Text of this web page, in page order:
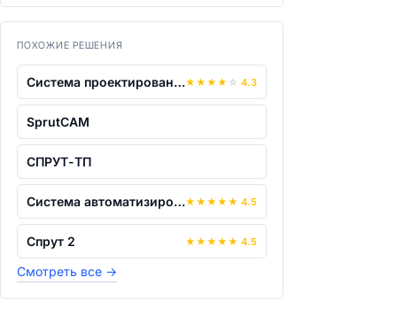
ПОХОЖИЕ РЕШЕНИЯ
Система проектирования и расчета асинх...★ ★ ★ ★ ☆ 4.3
SprutCAM
СПРУТ-ТП
Система автоматизированного проектиров...★ ★ ★ ★ ★ 4.5
Спрут 2 ★ ★ ★ ★ ★ 4.5
Смотреть все →